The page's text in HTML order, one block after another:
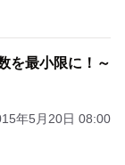
を最小限に！～
年5月20日 08:00